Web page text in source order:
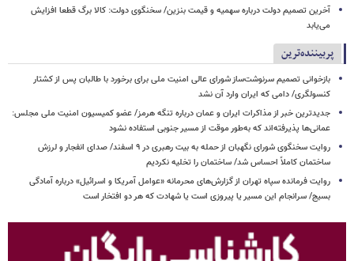
آخرین تصمیم دولت درباره سهمیه و قیمت بنزین/ سخنگوی دولت: کالا برگ قطعا افزایش
می‌یابد
پربیننده‌ترین
بازخوانی تصمیم سرنوشت‌ساز شورای عالی امنیت ملی برای برخورد با طالبان پس از کشتار
کنسولگری/ دامی که ایران وارد آن نشد
جدیدترین خبر از مذاکرات ایران و عمان درباره تنگه هرمز/ عضو کمیسیون امنیت ملی مجلس:
عمانی‌ها پذیرفته‌اند که به‌طور موقت از مسیر جنوبی استفاده نشود
روایت سخنگوی شورای نگهبان از حمله به بیت رهبری در ۹ اسفند/ صدای انفجار و لرزش
ساختمان کاملاً احساس شد/ ساختمان را تخلیه نکردیم
روایت فرمانده سپاه تهران از گزارش‌های محرمانه «عوامل آمریکا و اسرائیل» درباره آمادگی
بسیج/ سرانجام این مسیر یا پیروزی است یا شهادت که هر دو افتخار است